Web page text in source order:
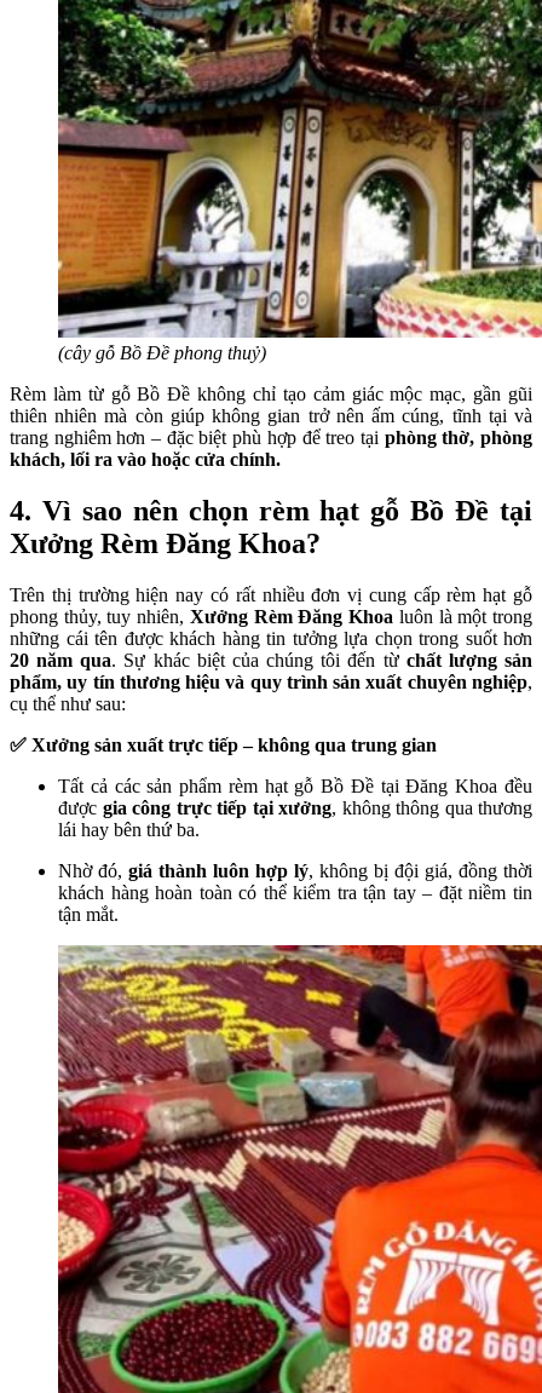
(cây gỗ Bồ Đề phong thuỷ)
Rèm làm từ gỗ Bồ Đề không chỉ tạo cảm giác mộc mạc, gần gũi
thiên nhiên mà còn giúp không gian trở nên ấm cúng, tĩnh tại và
trang nghiêm hơn – đặc biệt phù hợp để treo tại phòng thờ, phòng
khách, lối ra vào hoặc cửa chính.
4. Vì sao nên chọn rèm hạt gỗ Bồ Đề tại
Xưởng Rèm Đăng Khoa?
Trên thị trường hiện nay có rất nhiều đơn vị cung cấp rèm hạt gỗ
phong thủy, tuy nhiên, Xưởng Rèm Đăng Khoa luôn là một trong
những cái tên được khách hàng tin tưởng lựa chọn trong suốt hơn
20 năm qua. Sự khác biệt của chúng tôi đến từ chất lượng sản
phẩm, uy tín thương hiệu và quy trình sản xuất chuyên nghiệp,
cụ thể như sau:
✅ Xưởng sản xuất trực tiếp – không qua trung gian
Tất cả các sản phẩm rèm hạt gỗ Bồ Đề tại Đăng Khoa đều
được gia công trực tiếp tại xưởng, không thông qua thương
lái hay bên thứ ba.
Nhờ đó, giá thành luôn hợp lý, không bị đội giá, đồng thời
khách hàng hoàn toàn có thể kiểm tra tận tay – đặt niềm tin
tận mắt.